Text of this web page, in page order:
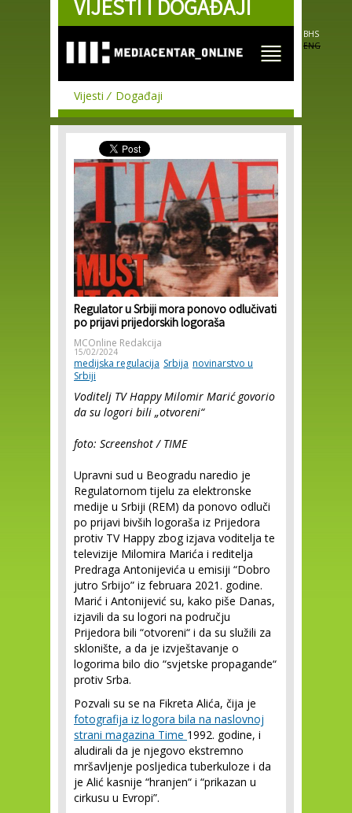
Skip to
main
VIJESTI I DOGAĐAJI
BHS
ENG
Vijesti Događaji
Regulator u Srbiji mora ponovo odlučivati
po prijavi prijedorskih logoraša
MCOnline Redakcija
15/02/2024
medijska regulacija Srbija novinarstvo u
Srbiji
Voditelj TV Happy Milomir Marić govorio
da su logori bili „otvoreni“
foto: Screenshot / TIME
Upravni sud u Beogradu naredio je
Regulatornom tijelu za elektronske
medije u Srbiji (REM) da ponovo odluči
po prijavi bivših logoraša iz Prijedora
protiv TV Happy zbog izjava voditelja te
televizije Milomira Marića i reditelja
Predraga Antonijevića u emisiji “Dobro
jutro Srbijo” iz februara 2021. godine.
Marić i Antonijević su, kako piše Danas,
izjavili da su logori na području
Prijedora bili “otvoreni“ i da su služili za
sklonište, a da je izvještavanje o
logorima bilo dio “svjetske propagande“
protiv Srba.
Pozvali su se na Fikreta Alića, čija je
fotografija iz logora bila na naslovnoj
strani magazina Time 1992. godine, i
aludirali da je njegovo ekstremno
mršavljenje posljedica tuberkuloze i da
je Alić kasnije “hranjen“ i “prikazan u
cirkusu u Evropi”.